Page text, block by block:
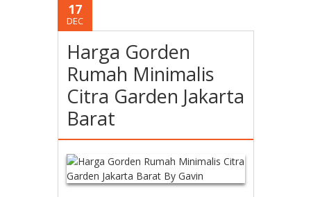
17
DEC
Harga Gorden
Rumah Minimalis
Citra Garden Jakarta
Barat